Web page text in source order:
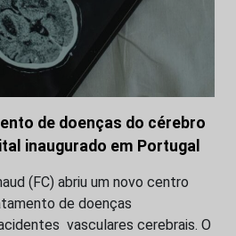
de doenças do cérebro
inaugurado em Portugal
(FC) abriu um novo centro
de doenças
vasculares cerebrais. O